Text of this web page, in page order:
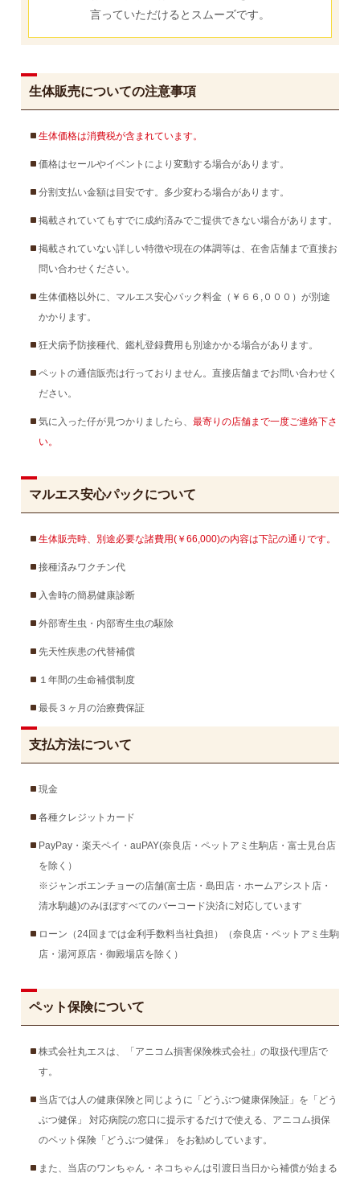
言っていただけるとスムーズです。
生体販売についての注意事項
生体価格は消費税が含まれています。
価格はセールやイベントにより変動する場合があります。
分割支払い金額は目安です。多少変わる場合があります。
掲載されていてもすでに成約済みでご提供できない場合があります。
掲載されていない詳しい特徴や現在の体調等は、在舎店舗まで直接お
問い合わせください。
生体価格以外に、マルエス安心パック料金（￥６６,０００）が別途
かかります。
狂犬病予防接種代、鑑札登録費用も別途かかる場合があります。
ペットの通信販売は行っておりません。直接店舗までお問い合わせく
ださい。
気に入った仔が見つかりましたら、 最寄りの店舗まで一度ご連絡下さ
い。
マルエス安心パックについて
生体販売時、別途必要な諸費用(￥66,000)の内容は下記の通りです。
接種済みワクチン代
入舎時の簡易健康診断
外部寄生虫・内部寄生虫の駆除
先天性疾患の代替補償
１年間の生命補償制度
最長３ヶ月の治療費保証
支払方法について
現金
各種クレジットカード
PayPay・楽天ペイ・auPAY(奈良店・ペットアミ生駒店・富士見台店
を除く）
※ジャンボエンチョーの店舗(富士店・島田店・ホームアシスト店・
清水駒越)のみほぼすべてのバーコード決済に対応しています
ローン（24回までは金利手数料当社負担）（奈良店・ペットアミ生駒
店・湯河原店・御殿場店を除く）
ペット保険について
株式会社丸エスは、「アニコム損害保険株式会社」の取扱代理店で
す。
当店では人の健康保険と同じように「どうぶつ健康保険証」を「どう
ぶつ健保」 対応病院の窓口に提示するだけで使える、アニコム損保
のペット保険「どうぶつ健保」 をお勧めしています。
また、当店のワンちゃん・ネコちゃんは引渡日当日から補償が始まる